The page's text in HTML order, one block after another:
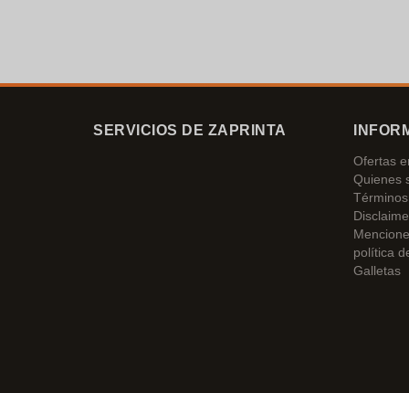
SERVICIOS DE ZAPRINTA
Ofertas
Quienes
política
Galletas